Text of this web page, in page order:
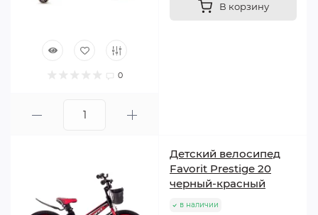
0
В корзину
Детский велосипед
Favorit Prestige 20
черный-красный
в наличии